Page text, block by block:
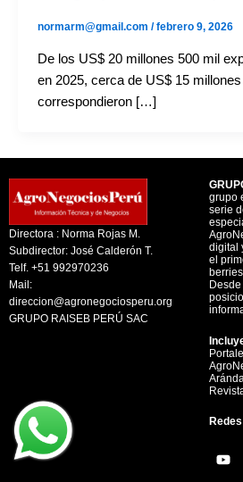
normarm@gmail.com /febrero 9, 2026
De los US$ 20 millones 500 mil
en 2025, cerca de US$ 15 millones
correspondieron […]
Directora : Norma Rojas M.
Subdirector: José Calderón T.
Telf. +51 992970236
Mail:
direccion@agronegociosperu.org
GRUPO RAISEB PERÚ SAC
grupo
serie
digital
el
Y
o